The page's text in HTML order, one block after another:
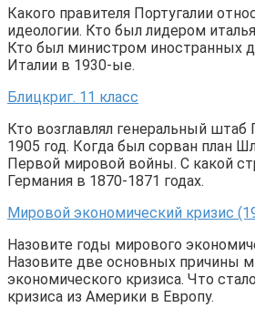
Какого правителя Португалии
идеологии. Кто был лидером
Кто был министром иностранных
Италии в 1930-ые.
Блицкриг. 11 класс
Кто возглавлял генеральный штаб
1905 год. Когда был сорван план
Первой мировой войны. С какой
Германия в 1870-1871 годах.
Мировой экономический кризис
Назовите годы мирового
Назовите две основных причины
экономического кризиса. Что
кризиса из Америки в Европу.